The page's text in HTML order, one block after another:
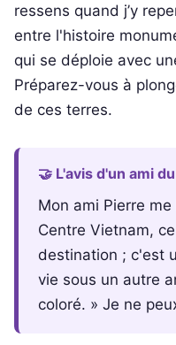
ressens quand j’y
entre l'histoire
qui se déploie avec
Préparez-vous à
de ces terres.
🤝 L'avis d'un ami
Mon ami Pierre
Centre Vietnam,
destination ; c'est
vie sous un autre
coloré. » Je ne